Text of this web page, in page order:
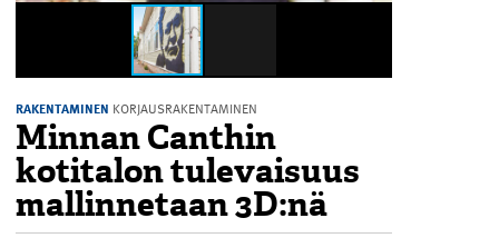
RAKENTAMINEN KORJAUSRAKENTAMINEN
Minnan Canthin
kotitalon tulevaisuus
mallinnetaan 3D:nä